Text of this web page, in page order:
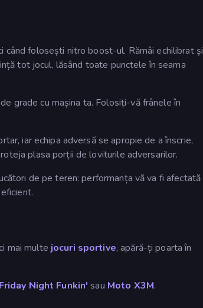
când folosești nitro boost-ul. Rămâi echilibrat și
tot jocul, lăsând toate punctele în seama
grade cu mașina ta. Folosiți-vă frânele în
iar echipa adversă se apropie de a înscrie,
plasa porții de loviturile adversarilor.
de pe teren: performanța vă va fi afectată
mai multe jocuri sportive, apără-ți poarta în
Friday Night Funkin' sau Moto X3M.